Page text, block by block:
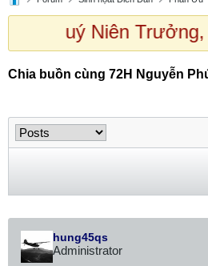
Quý Niên Trưởng,
Chia buồn cùng 72H Nguyễn
hung45qs
Administrator